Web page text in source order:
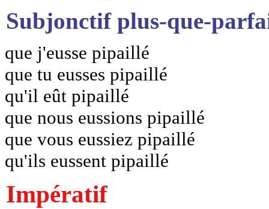
Subjonctif plus-que-
que j'eusse pipaillé
que tu eusses pipaillé
qu'il eût pipaillé
que nous eussions pipaillé
que vous eussiez pipaillé
qu'ils eussent pipaillé
Impératif